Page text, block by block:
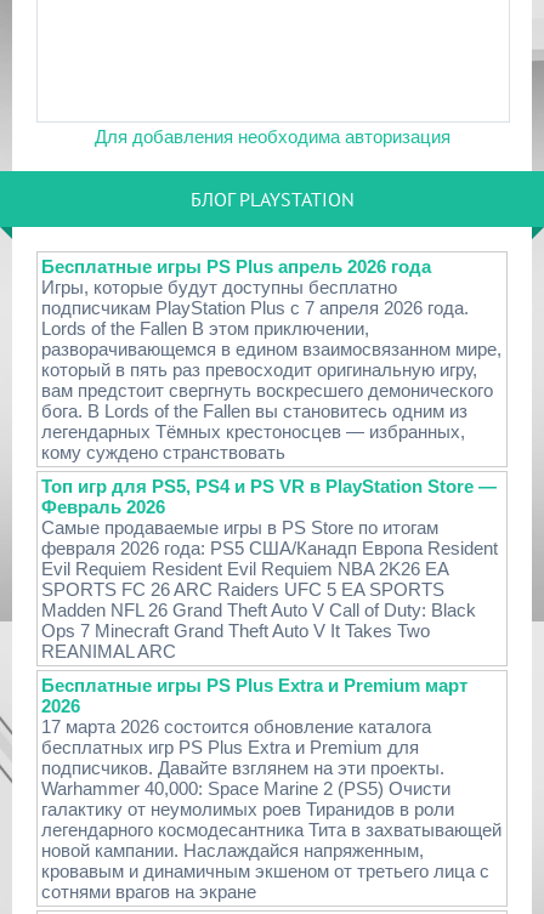
Для добавления необходима авторизация
БЛОГ PLAYSTATION
Бесплатные игры PS Plus апрель 2026 года
Игры, которые будут доступны бесплатно
подписчикам PlayStation Plus с 7 апреля 2026 года.
Lords of the Fallen В этом приключении,
разворачивающемся в едином взаимосвязанном мире,
который в пять раз превосходит оригинальную игру,
вам предстоит свергнуть воскресшего демонического
бога. В Lords of the Fallen вы становитесь одним из
легендарных Тёмных крестоносцев — избранных,
кому суждено странствовать
Топ игр для PS5, PS4 и PS VR в PlayStation Store —
Февраль 2026
Самые продаваемые игры в PS Store по итогам
февраля 2026 года: PS5 США/Канадп Европа Resident
Evil Requiem Resident Evil Requiem NBA 2K26 EA
SPORTS FC 26 ARC Raiders UFC 5 EA SPORTS
Madden NFL 26 Grand Theft Auto V Call of Duty: Black
Ops 7 Minecraft Grand Theft Auto V It Takes Two
REANIMAL ARC
Бесплатные игры PS Plus Extra и Premium март
2026
17 марта 2026 состоится обновление каталога
бесплатных игр PS Plus Extra и Premium для
подписчиков. Давайте взглянем на эти проекты.
Warhammer 40,000: Space Marine 2 (PS5) Очисти
галактику от неумолимых роев Тиранидов в роли
легендарного космодесантника Тита в захватывающей
новой кампании. Наслаждайся напряженным,
кровавым и динамичным экшеном от третьего лица с
сотнями врагов на экране